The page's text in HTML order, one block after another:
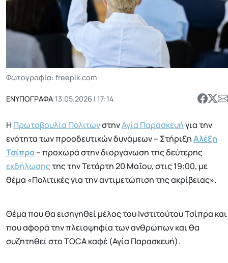
Φωτογραφία: freepik.com
ΕΝΥΠΟΓΡΑΦΑ|13.05.2026 | 17:14
Η Πρωτοβουλία ΠολιτώνστηνΑγία Παρασκευήγια την
ενότητα των προοδευτικών δυνάμεων – ΣτήριξηΑλέξη
Τσίπρα – προχωρά στην διοργάνωση της δεύτερης
εκδήλωσηςτης την Τετάρτη 20 Μαΐου, στις 19:00, με
θέμα «Πολιτικές για την αντιμετώπιση της ακρίβειας».
Θέμα που θα εισηγηθεί μέλος του Ινστιτούτου Τσίπρα και
που αφορά την πλειοψηφία των ανθρώπων και θα
συζητηθεί στο TOCA καφέ (Αγία Παρασκευή).